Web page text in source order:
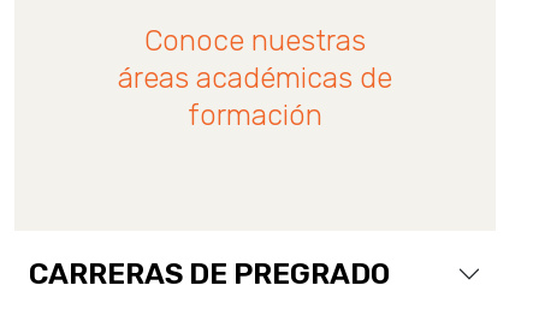
Conoce nuestras
áreas académicas de
formación
CARRERAS DE PREGRADO